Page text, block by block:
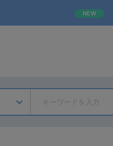
NEW